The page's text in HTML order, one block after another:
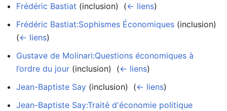
Frédéric Bastiat (inclusion) ‎ (← liens)
Frédéric Bastiat:Sophismes Économiques (inclusion) ‎
(← liens)
Gustave de Molinari:Questions économiques à
l’ordre du jour (inclusion) ‎ (← liens)
Jean-Baptiste Say (inclusion) ‎ (← liens)
Jean-Baptiste Say:Traité d'économie politique